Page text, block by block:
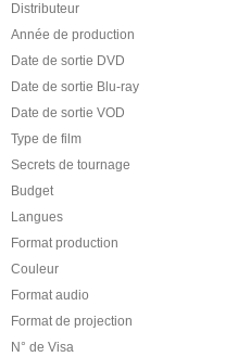
Distributeur
Année de production
Date de sortie DVD
Date de sortie Blu-ray
Date de sortie VOD
Type de film
Secrets de tournage
Budget
Langues
Format production
Couleur
Format audio
Format de projection
N° de Visa